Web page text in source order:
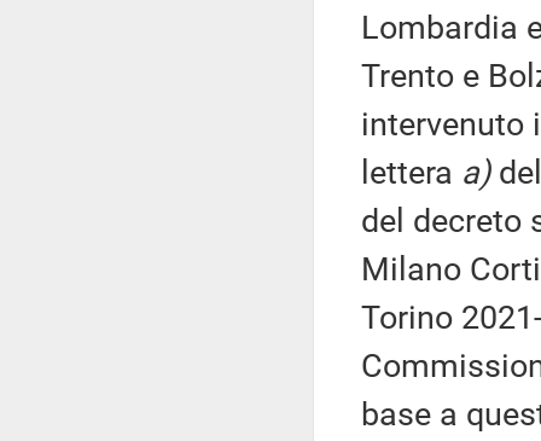
Lombardia
Trento e
intervenuto
lettera a)
del decreto
Milano
Torino
base a